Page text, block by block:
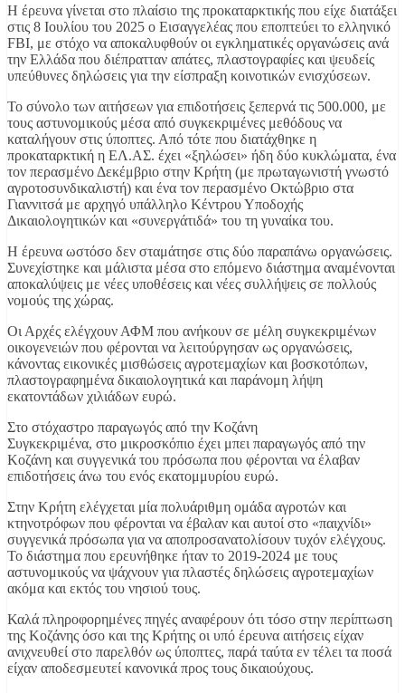
Η έρευνα γίνεται στο πλαίσιο της προκαταρκτικής που είχε διατάξει
στις 8 Ιουλίου του 2025 ο Εισαγγελέας που εποπτεύει το ελληνικό
FBI, με στόχο να αποκαλυφθούν οι εγκληματικές οργανώσεις ανά
την Ελλάδα που διέπρατταν απάτες, πλαστογραφίες και ψευδείς
υπεύθυνες δηλώσεις για την είσπραξη κοινοτικών ενισχύσεων.
Το σύνολο των αιτήσεων για επιδοτήσεις ξεπερνά τις 500.000, με
τους αστυνομικούς μέσα από συγκεκριμένες μεθόδους να
καταλήγουν στις ύποπτες. Από τότε που διατάχθηκε η
προκαταρκτική η ΕΛ.ΑΣ. έχει «ξηλώσει» ήδη δύο κυκλώματα, ένα
τον περασμένο Δεκέμβριο στην Κρήτη (με πρωταγωνιστή γνωστό
αγροτοσυνδικαλιστή) και ένα τον περασμένο Οκτώβριο στα
Γιαννιτσά με αρχηγό υπάλληλο Κέντρου Υποδοχής
Δικαιολογητικών και «συνεργάτιδά» του τη γυναίκα του.
Η έρευνα ωστόσο δεν σταμάτησε στις δύο παραπάνω οργανώσεις.
Συνεχίστηκε και μάλιστα μέσα στο επόμενο διάστημα αναμένονται
αποκαλύψεις με νέες υποθέσεις και νέες συλλήψεις σε πολλούς
νομούς της χώρας.
Οι Αρχές ελέγχουν ΑΦΜ που ανήκουν σε μέλη συγκεκριμένων
οικογενειών που φέρονται να λειτούργησαν ως οργανώσεις,
κάνοντας εικονικές μισθώσεις αγροτεμαχίων και βοσκοτόπων,
πλαστογραφημένα δικαιολογητικά και παράνομη λήψη
εκατοντάδων χιλιάδων ευρώ.
Στο στόχαστρο παραγωγός από την Κοζάνη
Συγκεκριμένα, στο μικροσκόπιο έχει μπει παραγωγός από την
Κοζάνη και συγγενικά του πρόσωπα που φέρονται να έλαβαν
επιδοτήσεις άνω του ενός εκατομμυρίου ευρώ.
Στην Κρήτη ελέγχεται μία πολυάριθμη ομάδα αγροτών και
κτηνοτρόφων που φέρονται να έβαλαν και αυτοί στο «παιχνίδι»
συγγενικά πρόσωπα για να αποπροσανατολίσουν τυχόν ελέγχους.
Το διάστημα που ερευνήθηκε ήταν το 2019-2024 με τους
αστυνομικούς να ψάχνουν για πλαστές δηλώσεις αγροτεμαχίων
ακόμα και εκτός του νησιού τους.
Καλά πληροφορημένες πηγές αναφέρουν ότι τόσο στην περίπτωση
της Κοζάνης όσο και της Κρήτης οι υπό έρευνα αιτήσεις είχαν
ανιχνευθεί στο παρελθόν ως ύποπτες, παρά ταύτα εν τέλει τα ποσά
είχαν αποδεσμευτεί κανονικά προς τους δικαιούχους.